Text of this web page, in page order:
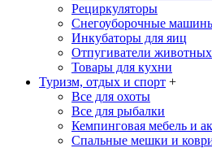
Рециркуляторы
Снегоуборочные
Инкубаторы для яиц
Отпугиватели
Товары для кухни
Туризм, отдых и спорт +
Все для охоты
Все для рыбалки
Кемпинговая мебель и
Спальные мешки и